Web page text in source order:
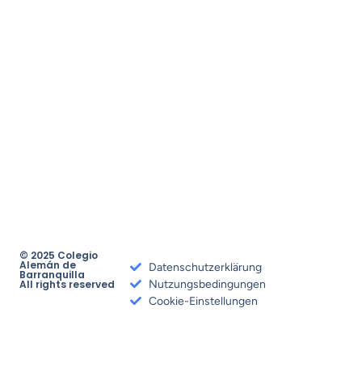
© 2025 Colegio
Alemán de
Barranquilla
All rights reserved
Datenschutzerklärung
Nutzungsbedingungen
Cookie-Einstellungen